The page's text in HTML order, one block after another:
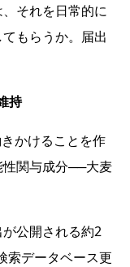
それを日常的に
もらうか。届出
持
かけることを作
性関与成分──大麦
公開される約2
索データベース更